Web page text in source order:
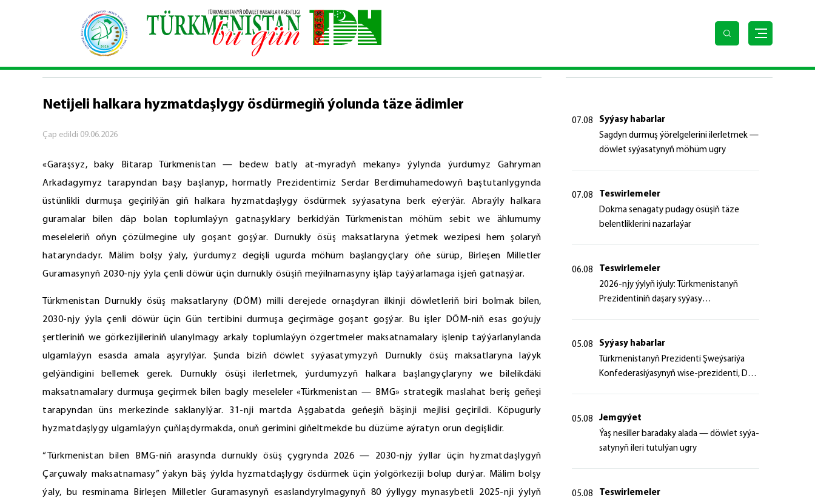
Baş sahypa \ Syýasy habarlar \ Netijeli halkara hyzmatdaşlygy ösdürmegiň ýolunda täze ädimler
SYÝASY HABARLAR
Netijeli halkara hyzmatdaşlygy ösdürmegiň ýolunda täze ädimler
Çap edildi 09.06.2026
«Garaşsyz, baky Bitarap Türkmenistan — bedew batly at-myradyň mekany» ýylynda ýurdumyz Gahryman
Arkadagymyz tarapyndan başy başlanyp, hormatly Prezidentimiz Serdar Berdimuhamedowyň baştutanlygynda
üstünlikli durmuşa geçirilýän giň halkara hyzmatdaşlygy ösdürmek syýasatyna berk eýerýär. Abraýly halkara
guramalar bilen däp bolan toplumlaýyn gatnaşyklary berkidýän Türkmenistan möhüm sebit we ählumumy
meseleleriň oňyn çözülmegine uly goşant goşýar. Durnukly ösüş maksatlaryna ýetmek wezipesi hem şolaryň
hataryndadyr. Mälim bolşy ýaly, ýurdumyz degişli ugurda möhüm başlangyçlary öňe sürüp, Birleşen Milletler
Guramasynyň 2030-njy ýyla çenli döwür üçin durnukly ösüşiň meýilnamasyny işläp taýýarlamaga işjeň gatnaşýar.
Türkmenistan Durnukly ösüş maksatlaryny (DÖM) milli derejede ornaşdyran ilkinji döwletleriň biri bolmak bilen,
2030-njy ýyla çenli döwür üçin Gün tertibini durmuşa geçirmäge goşant goşýar. Bu işler DÖM-niň esas goýujy
şertleriniň we görkezijileriniň ulanylmagy arkaly toplumlaýyn özgertmeler maksatnamalary işlenip taýýarlanylanda
ulgamlaýyn esasda amala aşyrylýar. Şunda biziň döwlet syýasatymyzyň Durnukly ösüş maksatlaryna laýyk
gelýändigini bellemek gerek. Durnukly ösüşi ilerletmek, ýurdumyzyň halkara başlangyçlaryny we bilelikdäki
maksatnamalary durmuşa geçirmek bilen bagly meseleler «Türkmenistan — BMG» strategik maslahat beriş geňeşi
tarapyndan üns merkezinde saklanylýar. 31-nji martda Aşgabatda geňeşiň bäşinji mejlisi geçirildi. Köpugurly
hyzmatdaşlygy ulgamlaýyn çuňlaşdyrmakda, onuň gerimini giňeltmekde bu düzüme aýratyn orun degişlidir.
“Türkmenistan bilen BMG-niň arasynda durnukly ösüş çygrynda 2026 — 2030-njy ýyllar üçin hyzmatdaşlygyň
Çarçuwaly maksatnamasy” ýakyn bäş ýylda hyzmatdaşlygy ösdürmek üçin ýolgörkeziji bolup durýar. Mälim bolşy
ýaly, bu resminama Birleşen Milletler Guramasynyň esaslandyrylmagynyň 80 ýyllygy mynasybetli 2025-nji ýylyň
07.08
Syýasy habarlar
Sagdyn durmuş ýörelgelerini ilerletmek —
döwlet syýasatynyň möhüm ugry
07.08
Teswirlemeler
Dokma senagaty pudagy ösüşiň täze
belentliklerini nazarlaýar
06.08
Teswirlemeler
2026-njy ýylyň iýuly: Türkmenistanyň
Prezidentiniň daşary syýasy
05.08
Syýasy habarlar
Türk­me­nis­ta­nyň Prezidenti Şweý­sa­ri­ýa
Kon­fe­de­ra­si­ýa­sy­nyň wi­se-prezidenti, Da­
05.08
Jemgyýet
Ýaş ne­sil­ler ba­ra­da­ky ala­da — döw­let sy­ýa­
sa­ty­nyň ile­ri tu­tul­ýan ug­ry
05.08
Teswirlemeler